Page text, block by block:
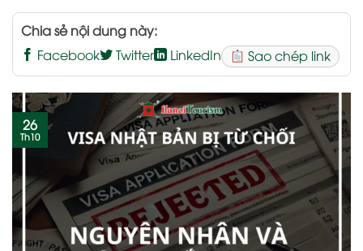
Chia sẻ nội dung này:
Facebook
Twitter LinkedIn Sao chép link
26
Th10